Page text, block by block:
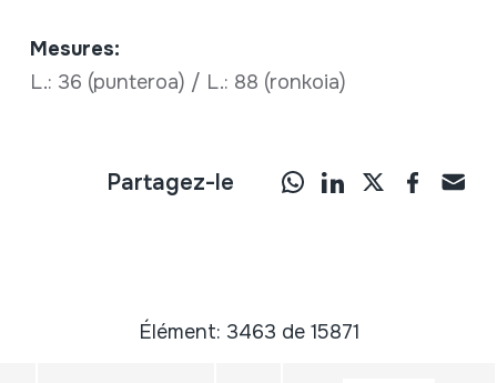
Mesures:
L.: 36 (punteroa) / L.: 88 (ronkoia)
Partagez-le
Élément: 3463 de 15871